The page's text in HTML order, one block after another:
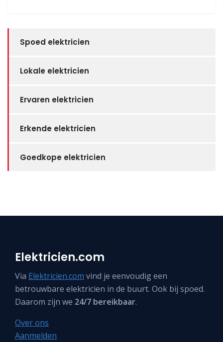
Spoed elektricien
Lokale elektricien
Ervaren elektricien
Erkende elektricien
Goedkope elektricien
Elektricien.com
Via Elektricien.com vind je eenvoudig een
betrouwbare elektricien in de buurt. Ook bij spoed.
Daarom zijn we 24/7 bereikbaar.
Over ons
Aanmelden